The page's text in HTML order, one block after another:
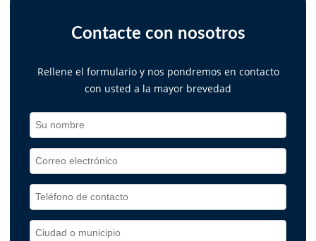
Contacte con nosotros
Rellene el formulario y nos pondremos en contacto
con usted a la mayor brevedad